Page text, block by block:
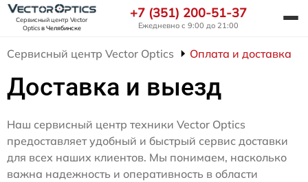
Сервисный центр Vector
Opticsв Челябинске
+7 (351) 200-51-37
Ежедневно с 9:00 до 21:00
Сервисный центр Vector Optics Оплата и доставка
Доставка и выезд
Наш сервисный центр техники Vector Optics
предоставляет удобный и быстрый сервис доставки
для всех наших клиентов. Мы понимаем, насколько
важна надежность и оперативность в области